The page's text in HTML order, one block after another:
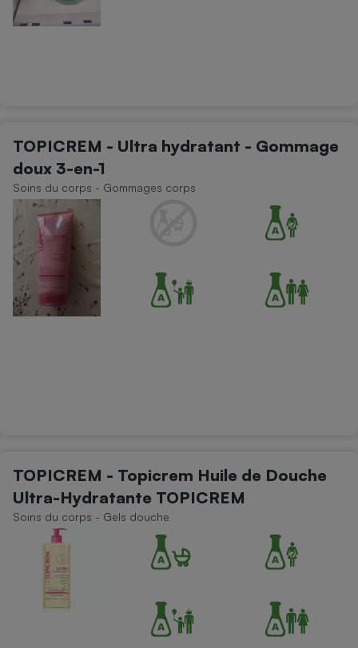
TOPICREM - Ultra hydratant - Gommage
doux 3-en-1
Soins du corps - Gommages corps
TOPICREM - Topicrem Huile de Douche
Ultra-Hydratante TOPICREM
Soins du corps - Gels douche